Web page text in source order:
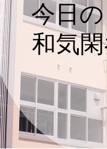
今日
和気